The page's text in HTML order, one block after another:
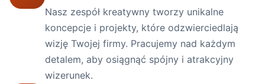
Nasz zespół kreatywny tworzy unikalne
koncepcje i projekty, które odzwierciedlają
wizję Twojej firmy. Pracujemy nad każdym
detalem, aby osiągnąć spójny i atrakcyjny
wizerunek.